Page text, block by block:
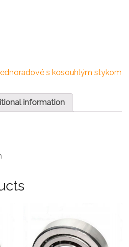
s kosouhlým stykom
information